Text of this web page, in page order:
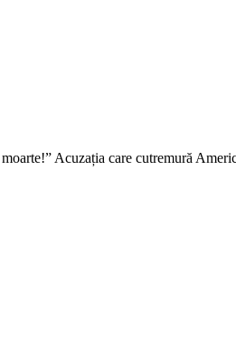
Acuzația care cutremură